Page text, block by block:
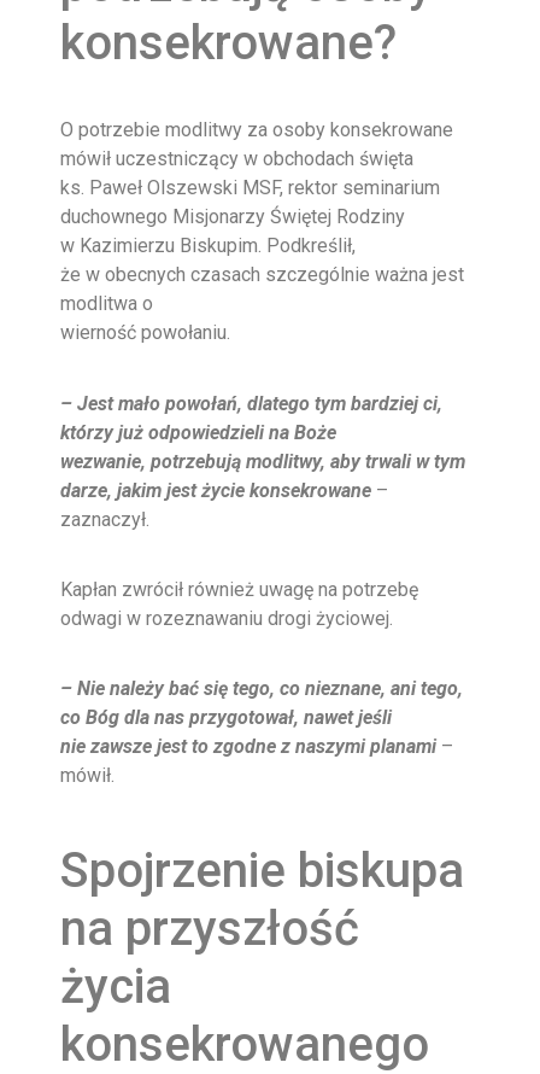
konsekrowane?
O potrzebie modlitwy za osoby konsekrowane
mówił uczestniczący w obchodach święta
ks. Paweł Olszewski MSF, rektor seminarium
duchownego Misjonarzy Świętej Rodziny
w Kazimierzu Biskupim. Podkreślił,
że w obecnych czasach szczególnie ważna jest
modlitwa o
wierność powołaniu.
– Jest mało powołań, dlatego tym bardziej ci,
którzy już odpowiedzieli na Boże
wezwanie, potrzebują modlitwy, aby trwali w tym
darze, jakim jest życie konsekrowane –
zaznaczył.
Kapłan zwrócił również uwagę na potrzebę
odwagi w rozeznawaniu drogi życiowej.
– Nie należy bać się tego, co nieznane, ani tego,
co Bóg dla nas przygotował, nawet jeśli
niezawsze jest to zgodne z naszymi planami –
mówił.
Spojrzenie biskupa
na przyszłość
życia
konsekrowanego